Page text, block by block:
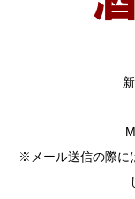
※メール送信の際に